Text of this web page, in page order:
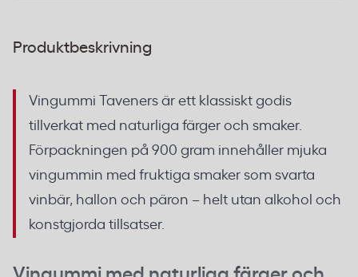
Produktbeskrivning
Vingummi Taveners är ett klassiskt godis
tillverkat med naturliga färger och smaker.
Förpackningen på 900 gram innehåller mjuka
vingummin med fruktiga smaker som svarta
vinbär, hallon och päron – helt utan alkohol och
konstgjorda tillsatser.